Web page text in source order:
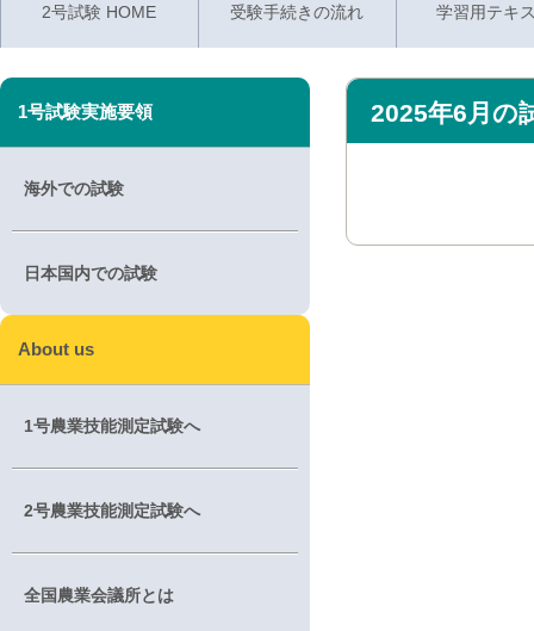
2号試験 HOME 受験手続きの流れ 学習用テキ
2025年6月の
1号試験実施要領
海外での試験
日本国内での試験
About us
1号農業技能測定試験へ
2号農業技能測定試験へ
全国農業会議所とは